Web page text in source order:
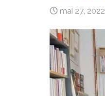
mai 27, 2022